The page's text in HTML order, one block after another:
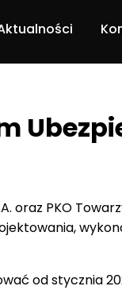
oraz PKO
od stycznia